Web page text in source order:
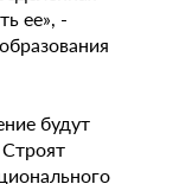
ее», -
будут